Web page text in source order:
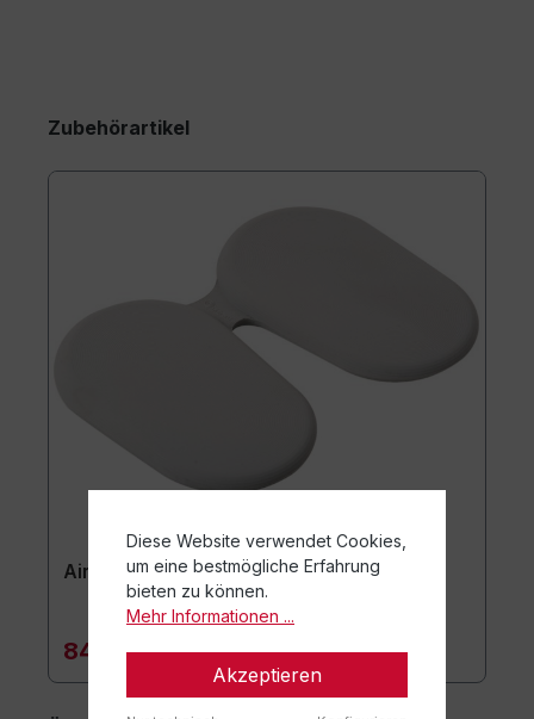
Zubehörartikel
Airgo Aktiv Sitzkissen
84,90 €*
Diese Website verwendet Cookies,
um eine bestmögliche Erfahrung
bieten zu können.
Mehr Informationen ...
Akzeptieren